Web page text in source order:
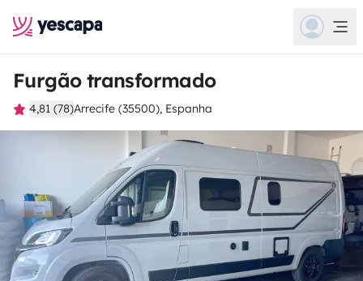
Furgão transformado
4,81 (78)Arrecife (35500), Espanha